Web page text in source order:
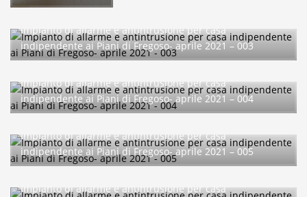
Impianto di allarme e antintrusione per casa
indipendente ai Piani di Fregoso- aprile 2021 – 003
Impianto di allarme e antintrusione per casa
indipendente ai Piani di Fregoso- aprile 2021 – 004
Impianto di allarme e antintrusione per casa
indipendente ai Piani di Fregoso- aprile 2021 – 005
Impianto di allarme e antintrusione per casa